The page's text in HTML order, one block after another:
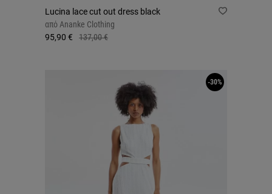
Lucina lace cut out dress black
απόAnanke Clothing
95,90 €
137,00 €
-30%